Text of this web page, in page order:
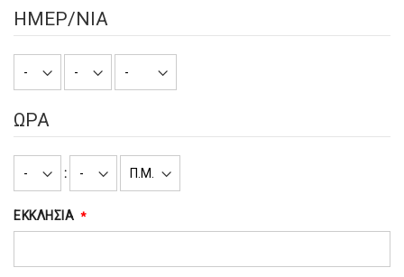
ΗΜΕΡ/ΝΙΑ
ΩΡΑ
:
ΕΚΚΛΗΣΙΑ